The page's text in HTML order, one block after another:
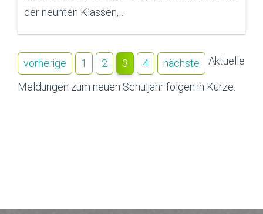
der neunten Klassen,…
vorherige 1 2 3 4 nächste Aktuelle
Meldungen zum neuen Schuljahr folgen in Kürze.